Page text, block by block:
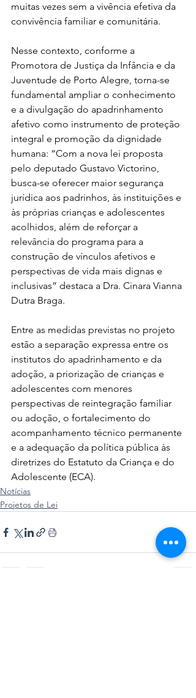
muitas vezes sem a vivência efetiva da
convivência familiar e comunitária.
Nesse contexto, conforme a
Promotora de Justiça da Infância e da
Juventude de Porto Alegre, torna-se
fundamental ampliar o conhecimento
e a divulgação do apadrinhamento
afetivo como instrumento de proteção
integral e promoção da dignidade
humana: “Com a nova lei proposta
pelo deputado Gustavo Victorino,
busca-se oferecer maior segurança
jurídica aos padrinhos, às instituições e
às próprias crianças e adolescentes
acolhidos, além de reforçar a
relevância do programa para a
construção de vínculos afetivos e
perspectivas de vida mais dignas e
inclusivas” destaca a Dra. Cinara Vianna
Dutra Braga.
Entre as medidas previstas no projeto
estão a separação expressa entre os
institutos do apadrinhamento e da
adoção, a priorização de crianças e
adolescentes com menores
perspectivas de reintegração familiar
ou adoção, o fortalecimento do
acompanhamento técnico permanente
e a adequação da política pública às
diretrizes do Estatuto da Criança e do
Adolescente (ECA).
Notícias
Projetos de Lei